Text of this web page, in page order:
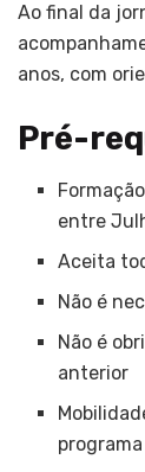
Ao final da
anos, com
Pré-
entre
Aceita
Não é
Não é
anterior
programa